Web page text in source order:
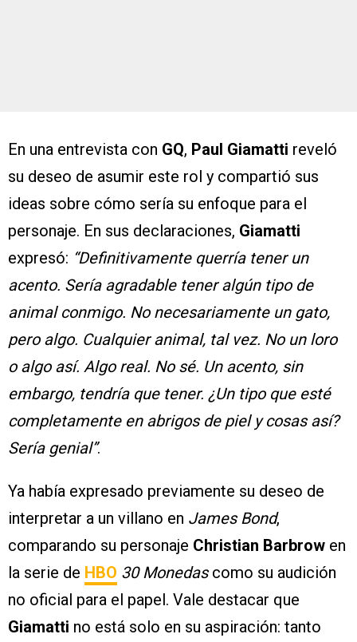
En una entrevista con GQ, Paul Giamatti reveló
su deseo de asumir este rol y compartió sus
ideas sobre cómo sería su enfoque para el
personaje. En sus declaraciones, Giamatti
expresó: “Definitivamente querría tener un
acento. Sería agradable tener algún tipo de
animal conmigo. No necesariamente un gato,
pero algo. Cualquier animal, tal vez. No un loro
o algo así. Algo real. No sé. Un acento, sin
embargo, tendría que tener. ¿Un tipo que esté
completamente en abrigos de piel y cosas así?
Sería genial”.
Ya había expresado previamente su deseo de
interpretar a un villano en James Bond,
comparando su personaje Christian Barbrow en
la serie de HBO 30 Monedascomo su audición
no oficial para el papel. Vale destacar que
Giamatti no está solo en su aspiración: tanto